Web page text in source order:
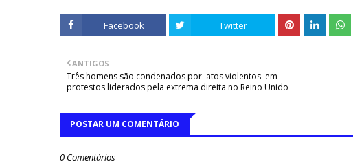
Facebook Twitter
ANTIGOS
Três homens são condenados por 'atos violentos' em
protestos liderados pela extrema direita no Reino Unido
POSTAR UM COMENTÁRIO
0 Comentários